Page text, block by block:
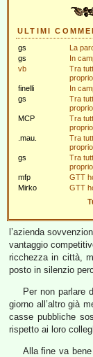
ULTIMI
gs
La
gs
In
vb
Tra
finelli
In
gs
Tra
MCP
Tra
.mau.
Tra
gs
Tra
mfp
GTT
Mirko
GTT
l’azienda
vantaggio
ricchezza in città,
posto in silenzio
Per non parlare
giorno all’altro già
casse pubbliche
rispetto ai loro
Alla fine va